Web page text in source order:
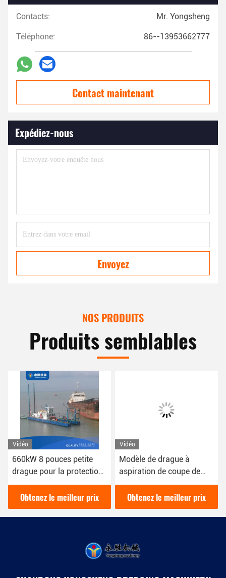
Contacts: Mr. Yongsheng
Téléphone: 86--13953662777
Contact maintenant
Expédiez-nous
Envoyez
NOS PRODUITS
Produits semblables
Vidéo
660kW 8 pouces petite
drague pour la protection
de l'environnement de
drague de rivière urbaine
Obtenez le meilleur prix
Vidéo
Modèle de drague à
aspiration de coupe de
tuyaux de 12 pouces avec
une puissance de 200
mètres cubes par heure
Obtenez le meilleur prix